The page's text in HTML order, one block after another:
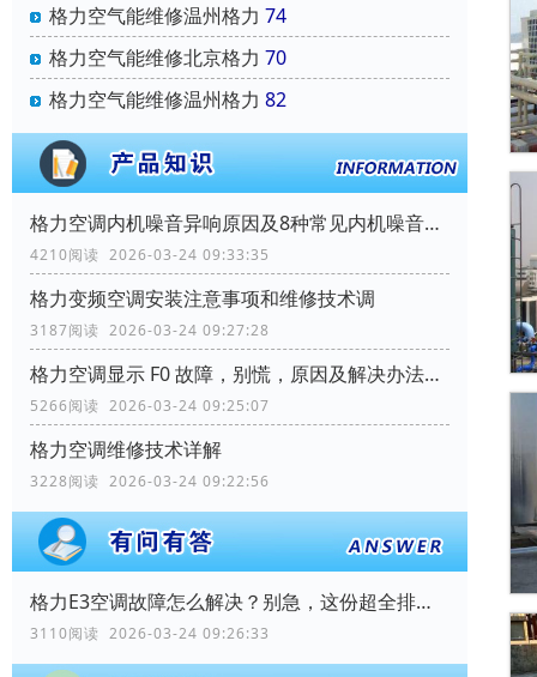
格力空气能维修温州格力 74
格力空气能维修北京格力 70
格力空气能维修温州格力 82
格力空调内机噪音异响原因及8种常见内机噪音大的维修案例讲解
4210阅读 2026-03-24 09:33:35
格力变频空调安装注意事项和维修技术调
3187阅读 2026-03-24 09:27:28
格力空调显示 F0 故障，别慌，原因及解决办法都在这
5266阅读 2026-03-24 09:25:07
格力空调维修技术详解
3228阅读 2026-03-24 09:22:56
格力E3空调故障怎么解决？别急，这份超全排查与解决指南请收好！
3110阅读 2026-03-24 09:26:33